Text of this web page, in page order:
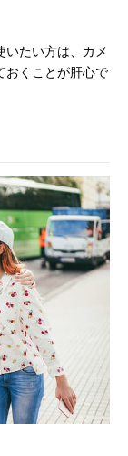
いたい方は、カメ
おくことが肝心で